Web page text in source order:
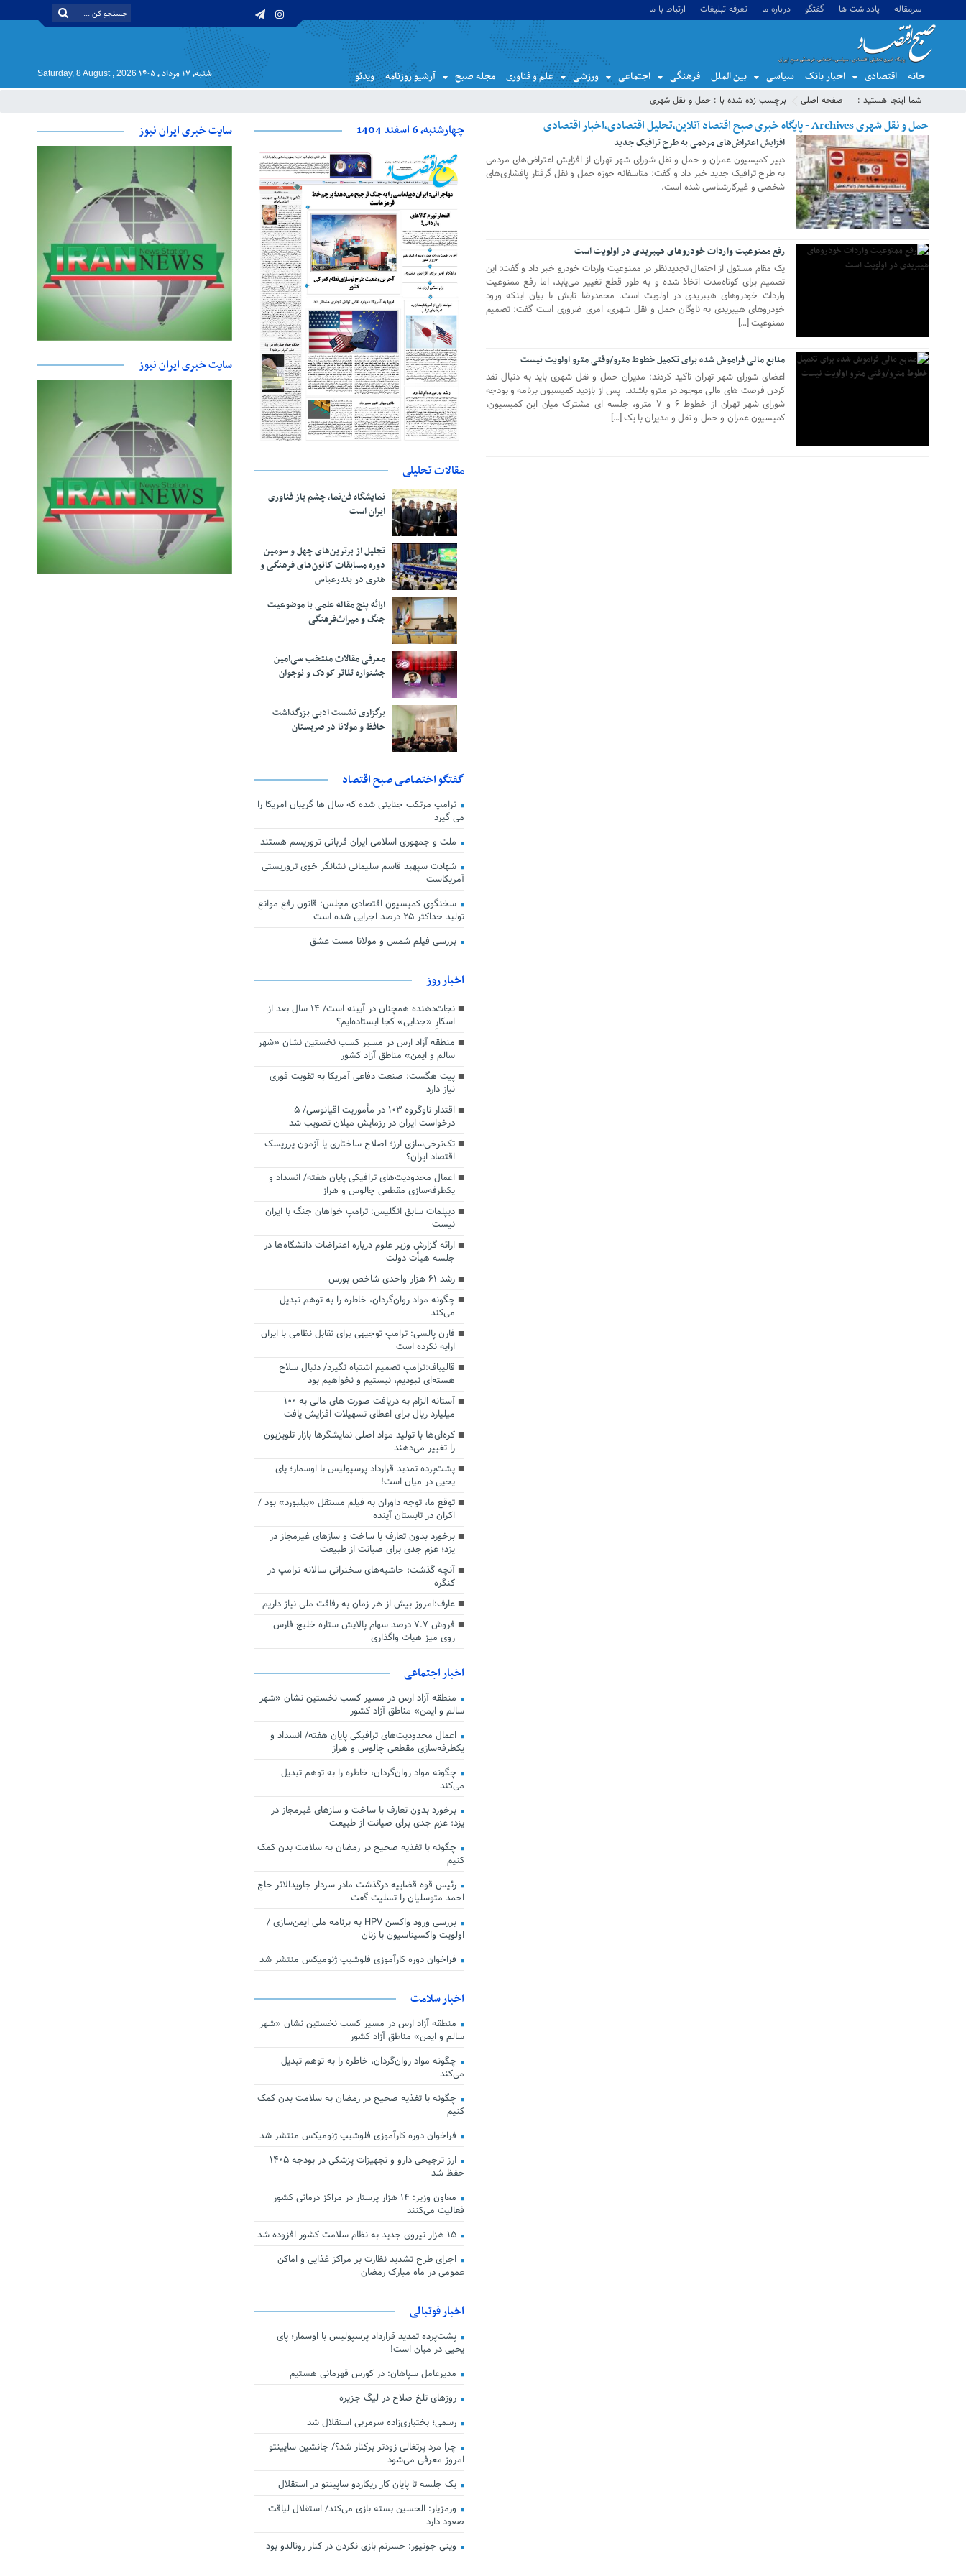
سرمقاله یادداشت ها گفتگو درباره ما تعرفه تبلیغات ارتباط با ما
خانه اقتصادی اخبار بانک سیاسی بین الملل فرهنگی اجتماعی ورزشی علم و فناوری مجله صبح آرشیو روزنامه ویدئو شنبه, ۱۷ مرداد , ۱۴۰۵ Saturday, 8 August , 2026
شما اینجا هستید : صفحه اصلی برچسب زده شده با : حمل و نقل شهری
حمل و نقل شهری Archives - پایگاه خبری صبح اقتصاد آنلاین،تحلیل اقتصادی،اخبار اقتصادی
14 جولای 2019
افزایش اعتراض‌های مردمی به طرح ترافیک جدید
دبیر کمیسیون عمران و حمل و نقل شورای شهر تهران از افزایش اعتراض‌های مردمی
به طرح ترافیک جدید خبر داد و گفت: متاسفانه حوزه حمل و نقل گرفتار پافشاری‌های
شخصی و غیرکارشناسی شده است.
14 جولای 2018
رفع ممنوعیت واردات خودروهای هیبریدی در اولویت است
یک مقام مسئول از احتمال تجدیدنظر در ممنوعیت واردات خودرو خبر داد و گفت: این
تصمیم برای کوتاه‌مدت اتخاذ شده و به طور قطع تغییر می‌یابد، اما رفع ممنوعیت
واردات خودروهای هیبریدی در اولویت است. محمدرضا تابش با بیان اینکه ورود
خودروهای هیبریدی به ناوگان حمل و نقل شهری، امری ضروری است گفت: تصمیم
ممنوعیت […]
منابع مالی فراموش شده برای تکمیل خطوط مترو/وقتی مترو اولویت نیست
اعضای شورای شهر تهران تاکید کردند: مدیران حمل و نقل شهری باید به دنبال نقد
کردن فرصت های مالی موجود در مترو باشند. پس از بازدید کمیسیون برنامه و بودجه
شورای شهر تهران از خطوط ۶ و ۷ مترو، جلسه ای مشترک میان این کمیسیون،
کمیسیون عمران و حمل و نقل و مدیران با یک […]
چهارشنبه، 6 اسفند 1404
مقالات تحلیلی
نمایشگاه فن‌نما، چشم باز فناوری
ایران است
تجلیل از بر‌ترین‌های چهل و سومین
دوره مسابقات کانون‌های فرهنگی و
هنری در بندرعباس
ارائه پنج مقاله علمی با موضوعیت
جنگ و میراث‌فرهنگی
معرفی مقالات منتخب سی‌امین
جشنواره تئاتر کودک و نوجوان
برگزاری نشست ادبی بزرگداشت
حافظ و مولانا در صربستان
گفتگو اختصاصی صبح اقتصاد
ترامپ مرتکب جنایتی شده که سال ها گریبان امریکا را
می گیرد
ملت و جمهوری اسلامی ایران قربانی تروریسم هستند
شهادت سپهبد قاسم سلیمانی نشانگر خوی تروریستی
آمریکاست
سخنگوی کمیسیون اقتصادی مجلس: قانون رفع موانع
تولید حداکثر ۲۵ درصد اجرایی شده است
بررسی فیلم شمس و مولانا مست عشق
اخبار روز
نجات‌دهنده‌ همچنان در آیینه است/ ۱۴ سال بعد از
اسکارِ «جدایی» کجا ایستاده‌ایم؟
منطقه آزاد ارس در مسیر کسب نخستین نشان «شهر
سالم و ایمن» مناطق آزاد کشور
پیت هگست: صنعت دفاعی آمریکا به تقویت فوری
نیاز دارد
اقتدار ناوگروه ۱۰۳ در مأموریت‌ اقیانوسی/ ۵
درخواست ایران در رزمایش میلان تصویب شد
تک‌نرخی‌سازی ارز؛ اصلاح ساختاری یا آزمون پرریسک
اقتصاد ایران؟
اعمال محدودیت‌های ترافیکی پایان هفته/ انسداد و
یکطرفه‌سازی مقطعی چالوس و هراز
دیپلمات سابق انگلیس:‌ ترامپ خواهان جنگ با ایران
نیست
ارائه گزارش وزیر علوم درباره اعتراضات دانشگاه‌ها در
جلسه هیأت دولت
رشد ۶۱ هزار واحدی شاخص بورس
چگونه مواد روان‌گردان، خاطره را به توهم تبدیل
می‌کند
فارن پالسی: ترامپ توجیهی برای تقابل نظامی با ایران
ارایه نکرده است
قالیباف:ترامپ تصمیم اشتباه نگیرد/ دنبال سلاح
هسته‌ای نبودیم، نیستیم و نخواهیم بود
آستانه الزام به دریافت صورت های مالی به ۱۰۰
میلیارد ریال برای اعطای تسهیلات افزایش یافت
کره‌ای‌ها با تولید مواد اصلی نمایشگرها بازار تلویزیون
را تغییر می‌دهند
پشت‌پرده تمدید قرارداد پرسپولیس با اوسمار؛ پای
یحیی در میان است!
توقع ما، توجه داوران به فیلم مستقل «بیلبورد» بود /
اکران در تابستان آینده
برخورد بدون تعارف با ساخت‌ و سازهای غیرمجاز در
یزد؛ عزم جدی برای صیانت از طبیعت
آنچه گذشت؛ حاشیه‌های سخنرانی سالانه ترامپ در
کنگره
عارف:امروز بیش از هر زمان به رفاقت ملی نیاز داریم
فروش ۷.۷ درصد سهام پالایش ستاره خلیج فارس
روی میز هیات واگذاری
اخبار اجتماعی
منطقه آزاد ارس در مسیر کسب نخستین نشان «شهر
سالم و ایمن» مناطق آزاد کشور
اعمال محدودیت‌های ترافیکی پایان هفته/ انسداد و
یکطرفه‌سازی مقطعی چالوس و هراز
چگونه مواد روان‌گردان، خاطره را به توهم تبدیل
می‌کند
برخورد بدون تعارف با ساخت‌ و سازهای غیرمجاز در
یزد؛ عزم جدی برای صیانت از طبیعت
چگونه با تغذیه صحیح در رمضان به سلامت بدن کمک
کنیم
رئیس قوه قضاییه درگذشت مادر سردار جاویدالاثر حاج
احمد متوسلیان را تسلیت گفت
بررسی ورود واکسن HPV به برنامه ملی ایمن‌سازی /
اولویت واکسیناسیون با زنان
فراخوان دوره کارآموزی فلوشیپ ژنومیکس منتشر شد
اخبار سلامت
منطقه آزاد ارس در مسیر کسب نخستین نشان «شهر
سالم و ایمن» مناطق آزاد کشور
چگونه مواد روان‌گردان، خاطره را به توهم تبدیل
می‌کند
چگونه با تغذیه صحیح در رمضان به سلامت بدن کمک
کنیم
فراخوان دوره کارآموزی فلوشیپ ژنومیکس منتشر شد
ارز ترجیحی دارو و تجهیزات پزشکی در بودجه ۱۴۰۵
حفظ شد
معاون وزیر: ۱۴ هزار پرستار در مراکز درمانی کشور
فعالیت می‌کنند
۱۵ هزار نیروی جدید به نظام سلامت کشور افزوده شد
اجرای طرح تشدید نظارت بر مراکز غذایی و اماکن
عمومی در ماه مبارک رمضان
اخبار فوتبالی
پشت‌پرده تمدید قرارداد پرسپولیس با اوسمار؛ پای
یحیی در میان است!
مدیرعامل سپاهان: در کورس قهرمانی هستیم
روزهای تلخ صلاح در لیگ جزیره
رسمی؛ بختیاری‌زاده سرمربی استقلال شد
چرا مرد پرتغالی زودتر برکنار شد؟/ جانشین ساپینتو
امروز معرفی می‌شود
یک جلسه تا پایان کار ریکاردو ساپینتو در استقلال
ورمزیار: الحسین بسته بازی می‌کند/ استقلال لیاقت
صعود دارد
وینی جونیور: حسرتم بازی نکردن در کنار رونالدو بود
سایت خبری ایران نیوز
سایت خبری ایران نیوز